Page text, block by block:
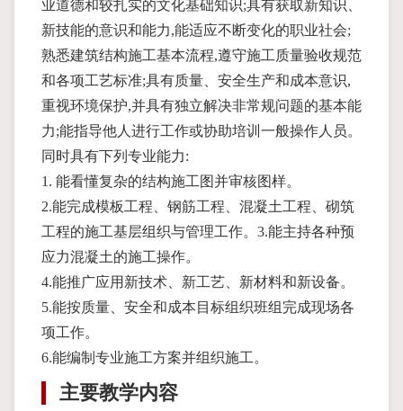
业道德和较扎实的文化基础知识;具有获取新知识、
新技能的意识和能力,能适应不断变化的职业社会;
熟悉建筑结构施工基本流程,遵守施工质量验收规范
和各项工艺标准;具有质量、安全生产和成本意识,
重视环境保护,并具有独立解决非常规问题的基本能
力;能指导他人进行工作或协助培训一般操作人员。
同时具有下列专业能力:
1. 能看懂复杂的结构施工图并审核图样。
2.能完成模板工程、钢筋工程、混凝土工程、砌筑
工程的施工基层组织与管理工作。3.能主持各种预
应力混凝土的施工操作。
4.能推广应用新技术、新工艺、新材料和新设备。
5.能按质量、安全和成本目标组织班组完成现场各
项工作。
6.能编制专业施工方案并组织施工。
主要教学内容